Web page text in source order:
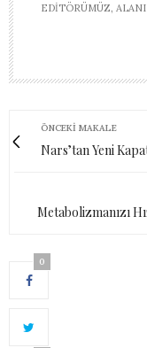
EDITÖRÜMÜZ,
ÖNCEKI MAKALE
Nars’tan Yeni
Metabolizmanızı
0